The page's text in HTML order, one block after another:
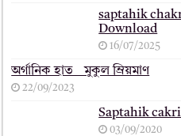
saptahik
Download
16/07/2025
অর্গানিক হাত _ মুকুল ম্রিয়মাণ
22/09/2023
Saptahik
03/09/2020